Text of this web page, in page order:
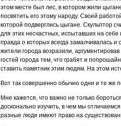
этом месте был лес, в котором жили
посвятить его этому народу. Своей
которой подверглись цыгане. Скульптор
для этих несчастных, испытавших на
правда о которых всегда замалчивалась
жители города возразили,
гостей города тем, что грабят и
ставить памятник этим людям. На этом
Вот так совершенно обычно одни и те же
Мне кажется, что важно не только
досконально изучить, в чем мы
разные люди имеют право на